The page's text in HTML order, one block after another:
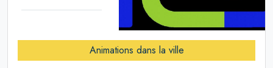
Animations dans la ville